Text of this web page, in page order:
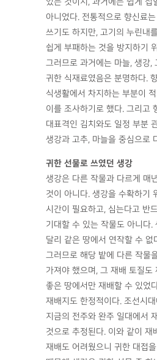
아니었다. 전통적으로 향신료
쓰기도 하지만, 고기의 누린내
쉽게 부패하는 것을 방지하기
그러므로 과거에는 마늘, 생강,
귀한 식재료였음은 분명하다.
식생활에서 차지하는 부분이
이를 조사하기로 했다. 그리고
대표격인 김치와도 일정 부분
생강과 고추, 마늘을 중심으로
귀한 선물로 쓰였던 생강
생강은 다른 작물과 다르게 매
것이 아니다. 생강을 수확하기
시간이 필요하고, 심는다고 반
기대할 수 있는 작물도 아니다.
달리 같은 땅에서 연작할 수 없
그러므로 해당 밭에 다른 작물
가져야 했으며, 그 재배 토질도
좋은 땅에서만 재배할 수 있었
재배지도 한정적이다. 조선시
지금의 전주와 완주 일대에서
것으로 추정된다. 이와 같이 재
재배도 어려웠으니 귀한 대접